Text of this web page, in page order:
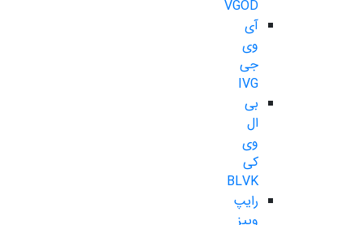
VGOD
آی
وی
جی
IVG
بی
ال
وی
کی
BLVK
رایپ
ویپز